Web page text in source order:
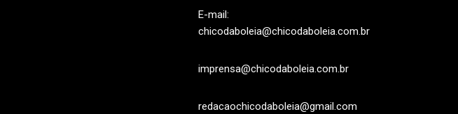
E-mail:
chicodaboleia@chicodaboleia.com.br
imprensa@chicodaboleia.com.br
redacaochicodaboleia@gmail.com